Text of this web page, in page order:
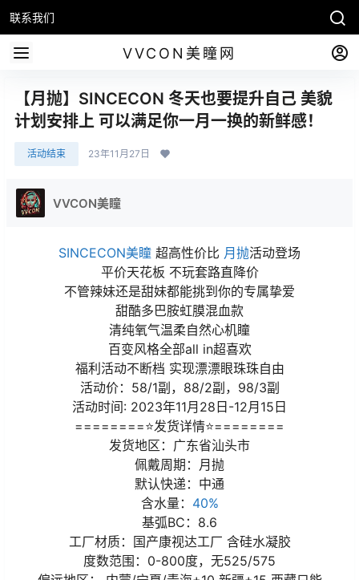
联系我们
VVCON美瞳网
【月抛】SINCECON 冬天也要提升自己 美貌
计划安排上 可以满足你一月一换的新鲜感！
活动结束 23年11月27日
VVCON美瞳
SINCECON美瞳 超高性价比 月抛活动登场
平价天花板 不玩套路直降价
不管辣妹还是甜妹都能挑到你的专属挚爱
甜酷多巴胺虹膜混血款
清纯氧气温柔自然心机瞳
百变风格全部all in超喜欢
福利活动不断档 实现漂漂眼珠珠自由
活动价：58/1副，88/2副，98/3副
活动时间: 2023年11月28日-12月15日
========⭐发货详情⭐========
发货地区：广东省汕头市
佩戴周期：月抛
默认快递：中通
含水量： 40%
基弧BC：8.6
工厂材质：国产康视达工厂 含硅水凝胶
度数范围：0-800度，无525/575